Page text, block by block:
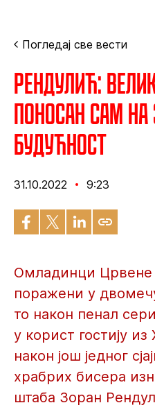
Погледај све вести
Рендулић:
поносан сам
будућност
31.10.2022 9:23
Омладинци Црвене
поражени у
то након пенал
у корист гостију
након још једног
храбрих бисера
штаба Зоран